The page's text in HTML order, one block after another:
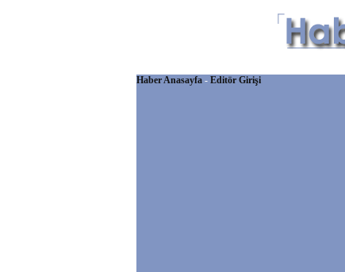
Haber Anasayfa - Editör Girişi